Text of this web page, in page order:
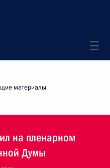
материалы
на пленарном
Думы